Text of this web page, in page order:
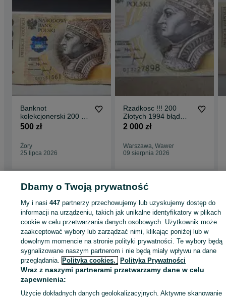
Banknot
kolekcjonerski 200 zł
ciekawy nr seryjny
500 zł
Żory
25 lipca 2026
Rzadkosc !!! 200
Złotych 1994 błąd
druku - BRAK
2 000 zł
Warszawa, Wawer
09 sierpnia 2026
Strona główna Antyki i Kolekcje Kolekcje Pieniądz papierowy
Polska
Polska - Dolnośląskie
Polska - Kurów
KATEGORIA
1078403771 Wyświetlenia:
Kup
Dbamy o Twoją prywatność
My i nasi447 partnerzy przechowujemy lub uzyskujemy dostęp do
informacji na urządzeniu, takich jak unikalne identyfikatory w plikach
cookie w celu przetwarzania danych osobowych. Użytkownik może
zaakceptować wybory lub zarządzać nimi, klikając poniżej lub w
dowolnym momencie na stronie polityki prywatności. Te wybory będą
sygnalizowane naszym partnerom i nie będą miały wpływu na dane
przeglądania. Polityka cookies, Polityka Prywatności
Wraz z naszymi partnerami przetwarzamy dane w celu
zapewnienia:
Użycie dokładnych danych geolokalizacyjnych. Aktywne skanowanie